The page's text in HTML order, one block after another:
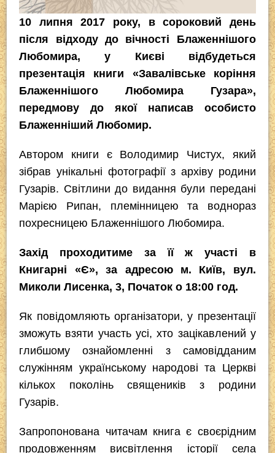
10 липня 2017 року, в сороковий день
після відходу до вічності Блаженнішого
Любомира, у Києві відбудеться
презентація книги «Завалівське коріння
Блаженнішого Любомира Гузара»,
передмову до якої написав особисто
Блаженніший Любомир.
Автором книги є Володимир Чистух, який
зібрав унікальні фотографії з архіву родини
Гузарів. Світлини до видання були передані
Марією Рипан, племінницею та воднораз
похресницею Блаженнішого Любомира.
Захід проходитиме за її ж участі в
Книгарні «Є», за адресою м. Київ, вул.
Миколи Лисенка, 3, Початок о 18:00 год.
Як повідомляють організатори, у презентації
зможуть взяти участь усі, хто зацікавлений у
глибшому ознайомленні з самовідданим
служінням українському народові та Церкві
кількох поколінь священиків з родини
Гузарів.
Запропонована читачам книга є своєрідним
продовженням висвітлення історії села